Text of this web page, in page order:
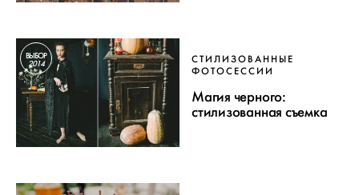
ВЫБОР
2014
СТИЛИЗОВАННЫЕ
ФОТОСЕССИИ
Магия черного:
стилизованная съемка